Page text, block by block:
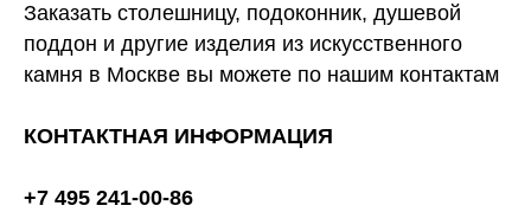
Заказать столешницу, подоконник, душевой
поддон и другие изделия из искусственного
камня в Москве вы можете по нашим контактам
КОНТАКТНАЯ ИНФОРМАЦИЯ
+7 495 241-00-86